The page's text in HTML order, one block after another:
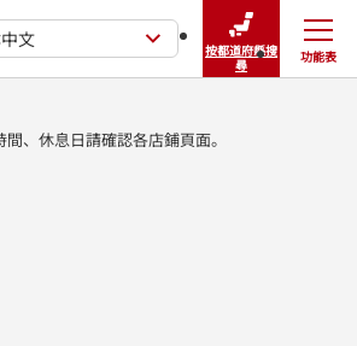
文
按都道府縣搜
尋
功能表
關閉
、休息日請確認各店鋪頁面。